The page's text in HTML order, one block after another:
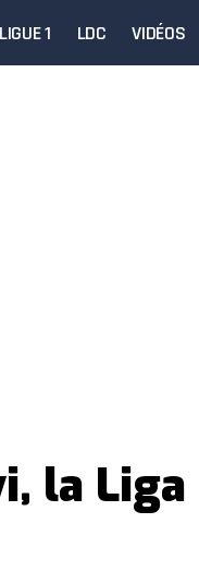
LIGUE 1 LDC VIDÉOS
la Liga